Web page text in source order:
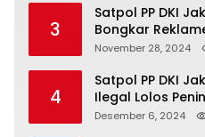
3
Satpol PP DKI
Bongkar
November 28, 2024
4
Satpol PP DKI
Ilegal Lolos
Desember 6, 2024